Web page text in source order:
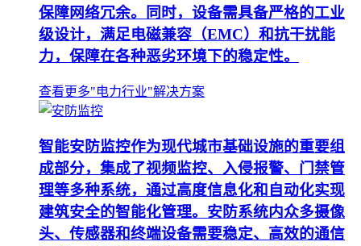
保障网络冗余。同时，设备需具备严格的工业
级设计，满足电磁兼容（EMC）和抗干扰能
力，保障在各种恶劣环境下的稳定性。
查看更多"电力行业"解决方案
智能安防监控作为现代城市基础设施的重要组
成部分，集成了视频监控、入侵报警、门禁管
理等多种系统，通过高度信息化和自动化实现
建筑安全的智能化管理。安防系统内众多摄像
头、传感器和终端设备需要稳定、高效的通信